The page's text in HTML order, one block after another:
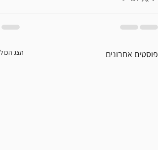
פוסטים אחרונים הצג הכול